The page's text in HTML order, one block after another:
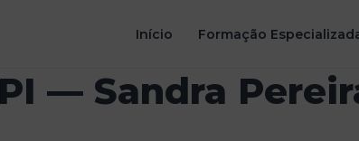
Início Formação
PI — Sandra